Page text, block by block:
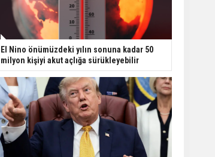
El Nino önümüzdeki yılın sonuna kadar 50
milyon kişiyi akut açlığa sürükleyebilir